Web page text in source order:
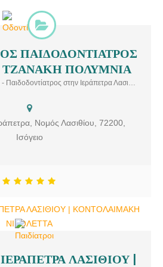
ΙΕΡΑΠΕΤΡΑ | ΤΖΑΝΑΚΗ
Οδοντίατρος – Παιδοδοντίατρος στην
Εξαγωγή δοντιών, Θεραπεία
Παιδοδοντιατρική
ΠΑΙΔΟΔΟΝΤΙΑΤΡΟΣ
ΤΖΑΝΑΚΗ ΠΟΛΥΜΝΙΑ
Νομός Λασιθίου, 72200,
Ισόγειο
ΛΑΣΙΘΙΟΥ | ΚΟΝΤΟΛΑΙΜΑΚΗ ΝΙΚΟΛΕΤΤΑ
ΛΑΣΙΘΙΟΥ |